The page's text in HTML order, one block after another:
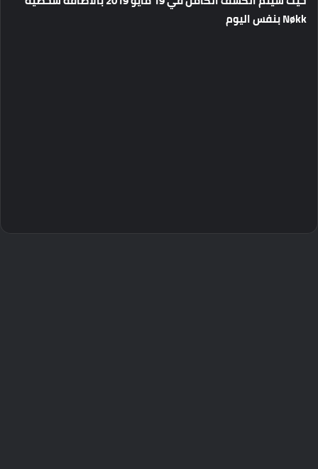
Nøkk بنفس اليوم